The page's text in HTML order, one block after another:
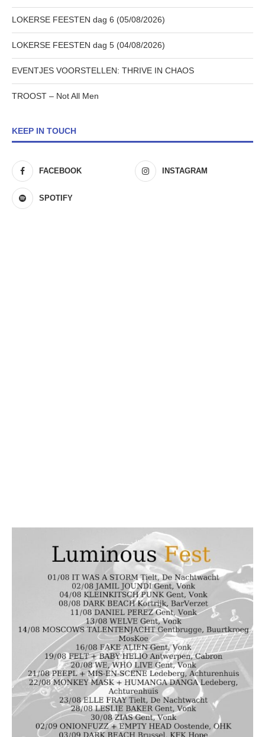
LOKERSE FEESTEN dag 6 (05/08/2026)
LOKERSE FEESTEN dag 5 (04/08/2026)
EVENTJES VOORSTELLEN: THRIVE IN CHAOS
TROOST – Not All Men
KEEP IN TOUCH
FACEBOOK INSTAGRAM
SPOTIFY